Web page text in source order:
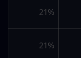
21%
21%